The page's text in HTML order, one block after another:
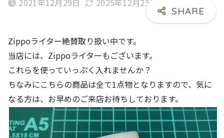
2021年12月29日 2025年12月25日
Zippoライター絶賛取り扱い中です。
当店には、Zippoライターもございます。
これらを使っていっぷく入れませんか？
ちなみにこちらの商品は全て1点物となりますので、気に
なる方は、お早めのご来店お待ちしております。